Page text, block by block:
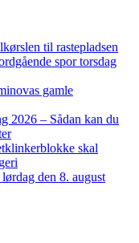
til rastepladsen
spor torsdag
gamle
2026 – Sådan kan du
skal
den 8. august